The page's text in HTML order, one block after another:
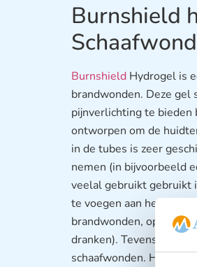
Burnshield
Burnshield Hydrogel is
brandwonden. Deze gel
pijnverlichting te bieden
ontworpen om de
in de tubes is zeer
nemen (in bijvoorbeeld
veelal gebruikt gebruikt
te voegen aan het
brandwonden, op het
dranken). Tevens is de
schaafwonden. Het is